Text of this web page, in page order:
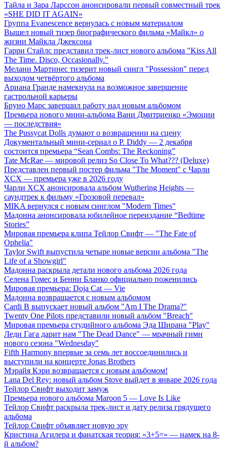
Тайла и Зара Ларссон анонсировали первый совместный трек
«SHE DID IT AGAIN»
Группа Evanescence вернулась с новым материалом
Вышел новый тизер биографического фильма «Майкл» о
жизни Майкла Джексона
Гарри Стайлс представил трек-лист нового альбома "Kiss All
The Time. Disco, Occasionally."
Мелани Мартинес тизерит новый сингл "Possession" перед
выходом четвёртого альбома
Ариана Гранде намекнула на возможное завершение
гастрольной карьеры
Бруно Марс завершил работу над новым альбомом
Премьера нового мини-альбома Вани Дмитриенко «Эмоции
— последствия»
The Pussycat Dolls думают о возвращении на сцену
Документальный мини-сериал о P. Diddy — 2 декабря
состоится премьера “Sean Combs: The Reckoning”
Tate McRae — мировой релиз So Close To What??? (Deluxe)
Представлен первый постер фильма "The Moment" с Чарли
XCX — премьера уже в 2026 году
Чарли XCX анонсировала альбом Wuthering Heights —
саундтрек к фильму «Грозовой перевал»
MIKA вернулся с новым синглом "Modern Times"
Мадонна анонсировала юбилейное переиздание “Bedtime
Stories”
Мировая премьера клипа Тейлор Свифт — "The Fate of
Ophelia"
Taylor Swift выпустила четыре новые версии альбома "The
Life of a Showgirl"
Мадонна раскрыла детали нового альбома 2026 года
Селена Гомес и Бенни Бланко официально поженились
Мировая премьера: Doja Cat — Vie
Мадонна возвращается с новым альбомом
Cardi B выпускает новый альбом "Am I The Drama?"
Twenty One Pilots представили новый альбом "Breach"
Мировая премьера студийного альбома Эда Ширана "Play"
Леди Гага дарит нам "The Dead Dance" — мрачный гимн
нового сезона "Wednesday"
Fifth Harmony впервые за семь лет воссоединились и
выступили на концерте Jonas Brothers
Мэрайя Кэри возвращается с новым альбомом!
Lana Del Rey: новый альбом Stove выйдет в январе 2026 года
Тейлор Свифт выходит замуж
Премьера нового альбома Maroon 5 — Love Is Like
Тейлор Свифт раскрыла трек-лист и дату релиза грядущего
альбома
Тейлор Свифт объявляет новую эру
Кристина Агилера и фанатская теория: «3+5=» — намек на 8-
й альбом?